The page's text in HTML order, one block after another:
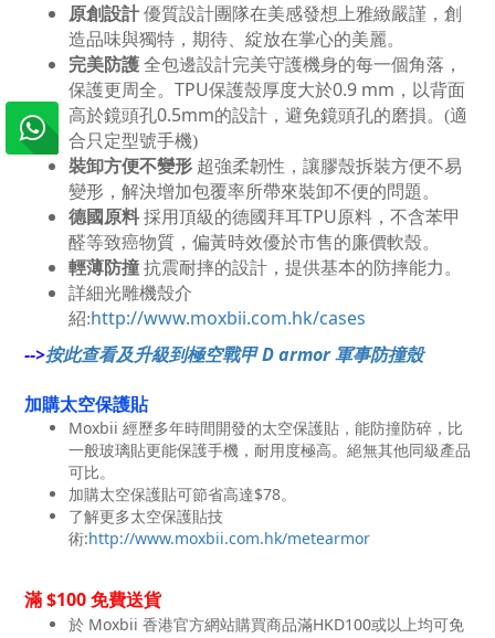
原創設計 優質設計團隊在美感發想上雅緻嚴謹，創
造品味與獨特，期待、綻放在掌心的美麗。
完美防護 全包邊設計完美守護機身的每一個角落，
保護更周全。 TPU保護殼厚度大於0.9 mm ，以背面
高於鏡頭孔0.5mm的設計，避免鏡頭孔的磨損。(適
合只定型號手機)
裝卸方便不變形 超強柔韌性，讓膠殼拆裝方便不易
變形，解決增加包覆率所帶來裝卸不便的問題。
德國原料 採用頂級的德國拜耳TPU原料，不含苯甲
醛等致癌物質，偏黃時效優於市售的廉價軟殼。
輕薄防撞 抗震耐摔的設計，提供基本的防摔能力。
詳細光雕機殼介
紹:http://www.moxbii.com.hk/cases
-->按此查看及升級到極空戰甲 D armor 軍事防撞殼
加購太空保護貼
Moxbii 經歷多年時間開發的太空保護貼，能防撞防碎，比
一般玻璃貼更能保護手機，耐用度極高。絕無其他同級產品
可比。
加購太空保護貼可節省高達$78。
了解更多太空保護貼技
術:http://www.moxbii.com.hk/metearmor
滿 $100 免費送貨
於 Moxbii 香港官方網站購買商品滿HKD100或以上均可免